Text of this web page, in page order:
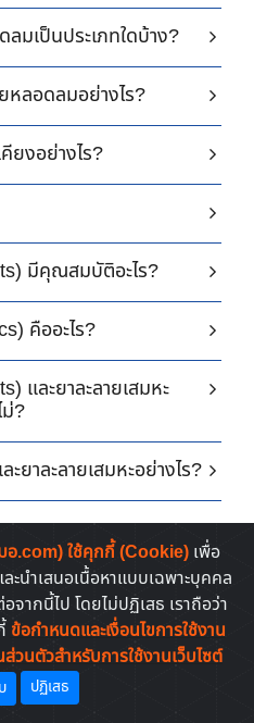
มเป็นประเภทใดบ้าง?
หลอดลมอย่างไร?
ยงอย่างไร?
มีคุณสมบัติอะไร?
คืออะไร?
และยาละลายเสมหะ
?
ยาละลายเสมหะอย่างไร?
หมายความว่า
ประเภทและมีข้อบ่งใช้
อ.com) ใช้คุกกี้ (Cookie) เพื่อ
นำเสนอเนื้อหาแบบเฉพาะบุคคล
จากนี้ไป โดยไม่ปฏิเสธ เราถือว่า
ข้อกำหนดและเงื่อนไขการใช้งาน
วนตัวสำหรับการใช้งานเว็บไซต์
ปฏิเสธ